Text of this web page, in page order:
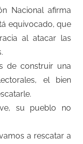
Nacional afirma
equivocado, que
al atacar las
de construir una
el bien
su pueblo no
a rescatar a